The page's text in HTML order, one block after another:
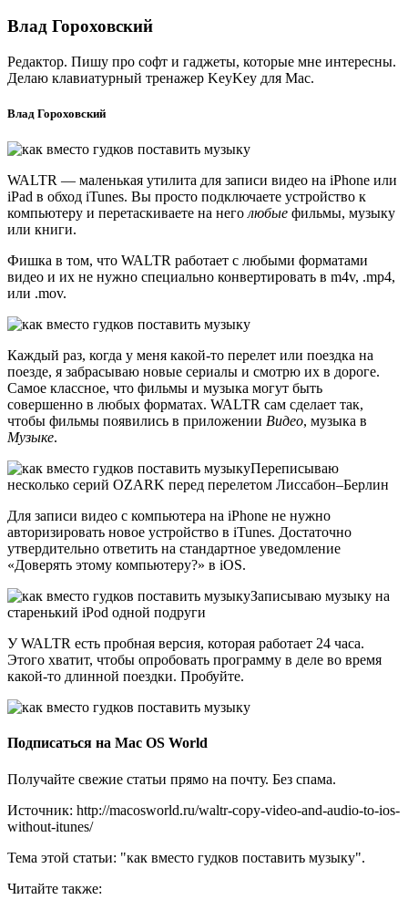
Влад Гороховский
Редактор. Пишу про софт и гаджеты, которые мне интересны.
Делаю клавиатурный тренажер KeyKey для Mac.
Влад Гороховский
WALTR — маленькая утилита для записи видео на iPhone или
iPad в обход iTunes. Вы просто подключаете устройство к
компьютеру и перетаскиваете на него любые фильмы, музыку
или книги.
Фишка в том, что WALTR работает с любыми форматами
видео и их не нужно специально конвертировать в m4v, .mp4,
или .mov.
Каждый раз, когда у меня какой-то перелет или поездка на
поезде, я забрасываю новые сериалы и смотрю их в дороге.
Самое классное, что фильмы и музыка могут быть
совершенно в любых форматах. WALTR сам сделает так,
чтобы фильмы появились в приложении Видео, музыка в
Музыке.
Переписываю
несколько серий OZARK перед перелетом Лиссабон–Берлин
Для записи видео с компьютера на iPhone не нужно
авторизировать новое устройство в iTunes. Достаточно
утвердительно ответить на стандартное уведомление
«Доверять этому компьютеру?» в iOS.
Записываю музыку на
старенький iPod одной подруги
У WALTR есть пробная версия, которая работает 24 часа.
Этого хватит, чтобы опробовать программу в деле во время
какой-то длинной поездки. Пробуйте.
Подписаться на Mac OS World
Получайте свежие статьи прямо на почту. Без спама.
Источник: http://macosworld.ru/waltr-copy-video-and-audio-to-ios-
without-itunes/
Тема этой статьи: "как вместо гудков поставить музыку".
Читайте также: